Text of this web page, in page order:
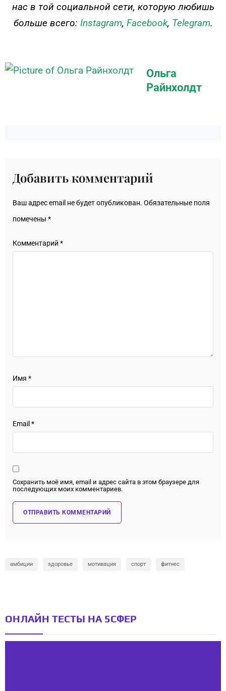
нас в той социальной сети, которую любишь
больше всего: Instagram, Facebook, Telegram.
Ольга
Райнхолдт
Добавить комментарий
Ваш адрес email не будет опубликован. Обязательные поля
помечены *
Комментарий *
Имя *
Email *
Сохранить моё имя, email и адрес сайта в этом браузере для
последующих моих комментариев.
амбиции здоровье мотивация спорт фитнес
ОНЛАЙН ТЕСТЫ НА 5СФЕР